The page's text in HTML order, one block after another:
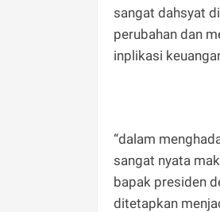
sangat dahsyat
perubahan dan
inplikasi
“dalam
sangat nyata
bapak presiden
ditetapkan